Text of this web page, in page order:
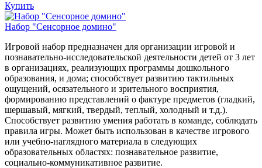
Купить
Набор "Сенсорное домино"
Игровой набор предназначен для организации игровой и
познавательно-исследовательской деятельности детей от 3 лет
в организациях, реализующих программы дошкольного
образования, и дома; способствует развитию тактильных
ощущений, осязательного и зрительного восприятия,
формированию представлений о фактуре предметов (гладкий,
шершавый, мягкий, твердый, теплый, холодный и т.д.).
Способствует развитию умения работать в команде, соблюдать
правила игры. Может быть использован в качестве игрового
или учебно-наглядного материала в следующих
образовательных областях: познавательное развитие,
социально-коммуникативное развитие.